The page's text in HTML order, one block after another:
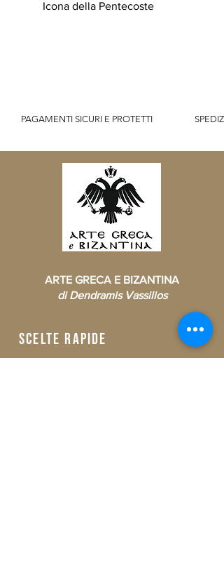
Icona della Pentecoste
PAGAMENTI SICURI E PROTETTI
ARTE GRECA E BIZANTINA
di Dendramis Vassilios
scelte rapide